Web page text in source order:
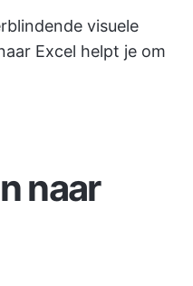
visuele
Excel helpt je om
naar